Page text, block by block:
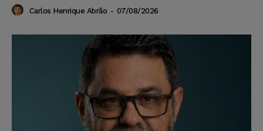
Carlos Henrique Abrão - 07/08/2026